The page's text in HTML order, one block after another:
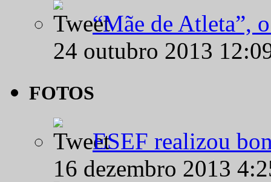
“Mãe de Atleta”,
24 outubro 2013
FOTOS
ESEF realizou
16 dezembro 2013